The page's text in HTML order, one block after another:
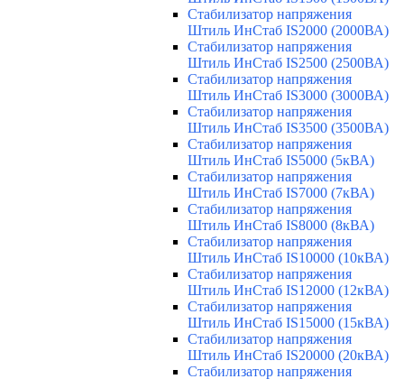
Стабилизатор напряжения
Штиль ИнСтаб IS2000 (2000ВА)
Стабилизатор напряжения
Штиль ИнСтаб IS2500 (2500ВА)
Стабилизатор напряжения
Штиль ИнСтаб IS3000 (3000ВА)
Стабилизатор напряжения
Штиль ИнСтаб IS3500 (3500ВА)
Стабилизатор напряжения
Штиль ИнСтаб IS5000 (5кВА)
Стабилизатор напряжения
Штиль ИнСтаб IS7000 (7кВА)
Стабилизатор напряжения
Штиль ИнСтаб IS8000 (8кВА)
Стабилизатор напряжения
Штиль ИнСтаб IS10000 (10кВА)
Стабилизатор напряжения
Штиль ИнСтаб IS12000 (12кВА)
Стабилизатор напряжения
Штиль ИнСтаб IS15000 (15кВА)
Стабилизатор напряжения
Штиль ИнСтаб IS20000 (20кВА)
Стабилизатор напряжения